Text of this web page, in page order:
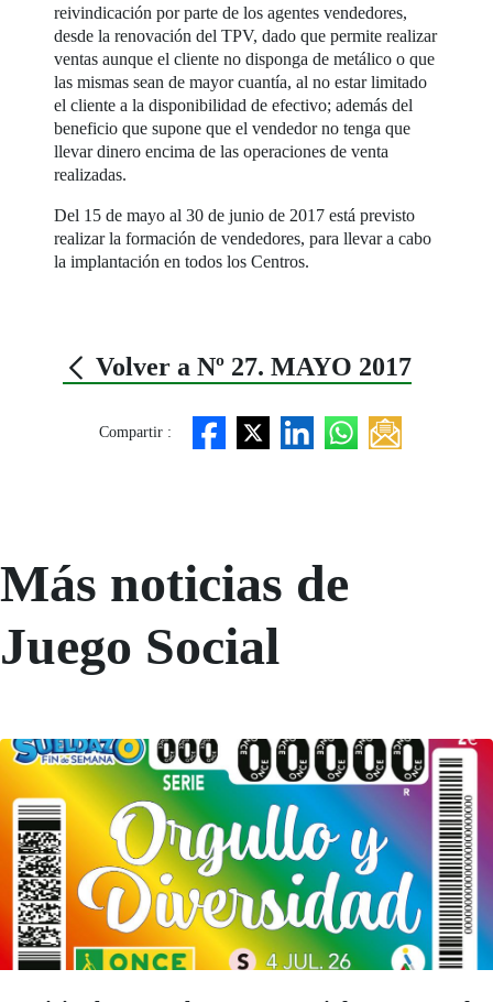
reivindicación por parte de los agentes vendedores,
desde la renovación del TPV, dado que permite realizar
ventas aunque el cliente no disponga de metálico o que
las mismas sean de mayor cuantía, al no estar limitado
el cliente a la disponibilidad de efectivo; además del
beneficio que supone que el vendedor no tenga que
llevar dinero encima de las operaciones de venta
realizadas.
Del 15 de mayo al 30 de junio de 2017 está previsto
realizar la formación de vendedores, para llevar a cabo
la implantación en todos los Centros.
Volver a Nº 27. MAYO 2017
Compartir :
Más noticias de
Juego Social